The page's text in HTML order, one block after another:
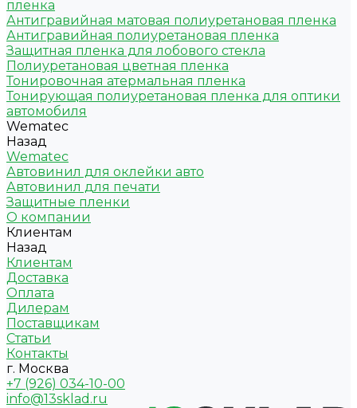
пленка
Антигравийная матовая полиуретановая пленка
Антигравийная полиуретановая пленка
Защитная пленка для лобового стекла
Полиуретановая цветная пленка
Тонировочная атермальная пленка
Тонирующая полиуретановая пленка для оптики
автомобиля
Wematec
Назад
Wematec
Автовинил для оклейки авто
Автовинил для печати
Защитные пленки
О компании
Клиентам
Назад
Клиентам
Доставка
Оплата
Дилерам
Поставщикам
Статьи
Контакты
г. Москва
+7 (926) 034-10-00
info@13sklad.ru